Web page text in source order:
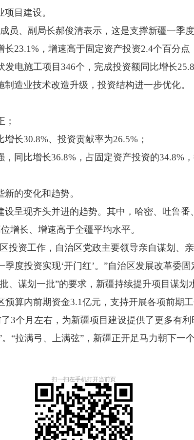
目建设。
员、副局长郝俊清表示，这是支撑新疆一季
23.1%，增速高于固定资产投资2.4个百分点
电施工项目346个，完成投资额同比增长
造业技术改造升级，投资结构进一步优化。
长30.8%、投资贡献率为26.5%；
同比增长36.8%，占固定资产投资的34.8%
的变化和趋势。
呈现齐头并进的趋势。其中，哈密、吐鲁
增长、增速高于全疆平均水平。
投资工作，自治区党政主要领导亲自谋划、
度投资实现‘开门红’。”自治区发展改革委固
、谋划一批”的要求，新疆持续提升项目谋
算内前期资金3.1亿元，支持开展各项前期
3个月左右，为新疆项目建设提供了更多有利
“拉满弓、上满弦”，新疆正开足马力朝下一
扫一扫在手机打开当前页